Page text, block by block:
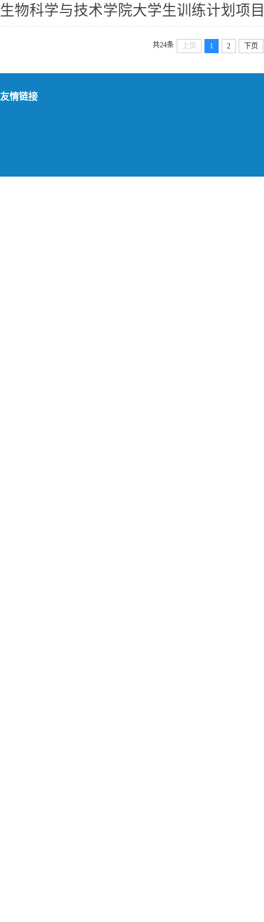
生物科学与技术学院大学生训练计划项
共24条 上页 1 2 下页
友情链接